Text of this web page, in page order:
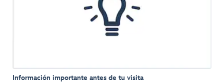
Información importante antes de tu visita